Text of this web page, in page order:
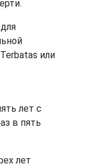
или
лет с
в пять
лет